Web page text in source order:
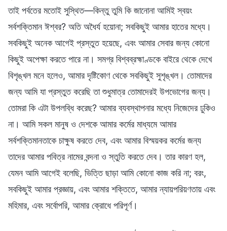
তাই পর্বতের মতোই সুস্থিত—কিন্তু তুমি কি জানোনা আমিই স্বয়ং
সর্বশক্তিমান ঈশ্বর? অতি অধৈর্য হয়োনা; সবকিছুই আমার হাতের মধ্যে।
সবকিছুই অনেক আগেই প্রস্তুত হয়েছে, এবং আমার সেবার জন্য কোনো
কিছুই অপেক্ষা করতে পারে না। সমগ্র বিশ্বব্রহ্মাণ্ডকে বাইরে থেকে দেখে
বিশৃঙ্খল মনে হলেও, আমার দৃষ্টিকোণ থেকে সবকিছুই সুশৃঙ্খল। তোমাদের
জন্য আমি যা প্রস্তুত করেছি তা শুধুমাত্র তোমাদেরই উপভোগের জন্য।
তোমরা কি এটা উপলব্ধি করেছ? আমার ব্যবস্থাপনার মধ্যে নিজেদের ঢুকিও
না। আমি সকল মানুষ ও দেশকে আমার কর্মের মাধ্যমে আমার
সর্বশক্তিমানতাকে চাক্ষুষ করতে দেব, এবং আমার বিস্ময়কর কর্মের জন্য
তাদের আমার পবিত্র নামের বন্দনা ও স্তুতি করতে দেব। তার কারণ হল,
যেমন আমি আগেই বলেছি, ভিত্তি ছাড়া আমি কোনো কাজ করি না; বরং,
সবকিছুই আমার প্রজ্ঞায়, এবং আমার শক্তিতে, আমার ন্যায়পরিয়ণতায় এবং
মহিমার, এবং সর্বোপরি, আমার ক্রোধে পরিপূর্ণ।